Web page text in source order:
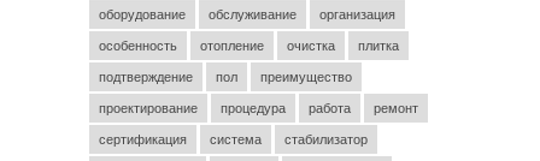
оборудование обслуживание организация
особенность отопление очистка плитка
подтверждение пол преимущество
проектирование процедура работа ремонт
сертификация система стабилизатор